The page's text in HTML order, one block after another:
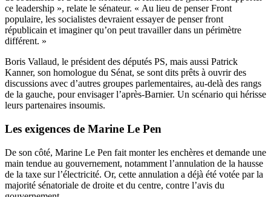
ce leadership », relate le sénateur. « Au lieu de penser Front
populaire, les socialistes devraient essayer de penser front
républicain et imaginer qu’on peut travailler dans un périmètre
différent. »
Boris Vallaud, le président des députés PS, mais aussi Patrick
Kanner, son homologue du Sénat, se sont dits prêts à ouvrir des
discussions avec d’autres groupes parlementaires, au-delà des rangs
de la gauche, pour envisager l’après-Barnier. Un scénario qui hérisse
leurs partenaires insoumis.
Les exigences de Marine Le Pen
De son côté, Marine Le Pen fait monter les enchères et demande une
main tendue au gouvernement, notamment l’annulation de la hausse
de la taxe sur l’électricité. Or, cette annulation a déjà été votée par la
majorité sénatoriale de droite et du centre, contre l’avis du